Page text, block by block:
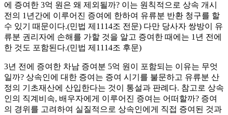
에 증여한 3억 원은 왜 제외될까? 이는 원칙적으로 상속 개시
전의 1년간에 이루어진 증여에 한하여 유류분 반환 청구를 할
수 있기 때문이다.(민법 제1114조 전문) 다만 당사자 쌍방이 유
류분 권리자에 손해를 가할 것을 알고 증여한 때에는 1년 전에
한 것도 포함된다.(민법 제1114조 후문)
3년 전에 증여한 차남 증여분 5억 원이 포함되는 이유는 무엇
일까? 상속인에 대한 증여는 증여 시기를 불문하고 유류분 산
정의 기초재산에 산입한다는 것이 통설과 판례다. 참고로 상속
인의 직계비속, 배우자에게 이루어진 증여는 어떠할까? 증여
의 경위를 고려하여 실질적으로 상속인에게 직접 증여된 것과